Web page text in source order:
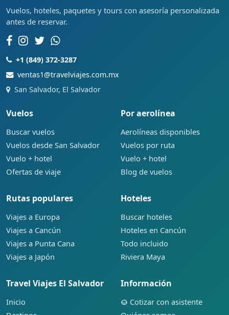
Vuelos, hoteles, paquetes y tours con asesoría personalizada
antes de reservar.
+1 (849) 372-3287
ventas1@travelviajes.com.mx
San Salvador, El Salvador
Vuelos
Buscar vuelos
Vuelos desde San Salvador
Vuelo + hotel
Ofertas de viaje
Por aerolínea
Aerolíneas disponibles
Vuelos por ruta
Vuelo + hotel
Blog de vuelos
Rutas populares
Viajes a Europa
Viajes a Cancún
Viajes a Punta Cana
Viajes a Japón
Hoteles
Buscar hoteles
Hoteles en Cancún
Todo incluido
Riviera Maya
Travel Viajes El Salvador
Inicio
Información
Cotizar con asistente